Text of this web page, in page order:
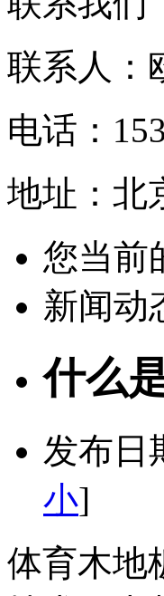
联系人：
电话：
地址：北
您当前
新闻动
什么
发布日
小]
体育木地